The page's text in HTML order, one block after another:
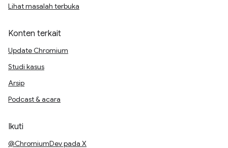
Lihat masalah terbuka
Konten terkait
Update Chromium
Studi kasus
Arsip
Podcast & acara
Ikuti
@ChromiumDev pada X